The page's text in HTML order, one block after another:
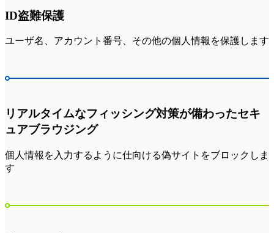
ID盗難保護
ユーザ名、アカウント番号、その他の個人情報を保護します
リアルタイムなフィッシング対策が備わったセキ
ュアブラウジング
個人情報を入力するように仕向ける偽サイトをブロックしま
す